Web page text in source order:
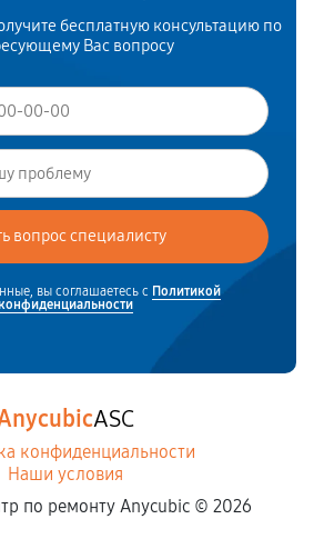
от 30 мин
смазка, пряжка)
от 80 мин
охлаждения
от 90 мин
принтера
от 50 мин
бесплатную консультацию по
Вас вопросу
вы соглашаетесь с Политикой
конфиденциальности
ASC
конфиденциальности
Наши условия
по ремонту Anycubic © 2026